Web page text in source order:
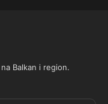
Balkan i region.